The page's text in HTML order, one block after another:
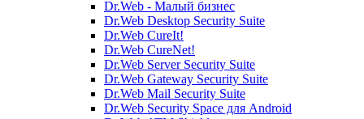
Dr.Web - Малый бизнес
Dr.Web Desktop Security Suite
Dr.Web CureIt!
Dr.Web CureNet!
Dr.Web Server Security Suite
Dr.Web Gateway Security Suite
Dr.Web Mail Security Suite
Dr.Web Security Space для Android